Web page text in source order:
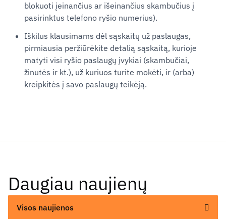
blokuoti įeinančius ar išeinančius skambučius į
pasirinktus telefono ryšio numerius).
Iškilus klausimams dėl sąskaitų už paslaugas,
pirmiausia peržiūrėkite detalią sąskaitą, kurioje
matyti visi ryšio paslaugų įvykiai (skambučiai,
žinutės ir kt.), už kuriuos turite mokėti, ir (arba)
kreipkitės į savo paslaugų teikėją.
Daugiau naujienų
Visos naujienos